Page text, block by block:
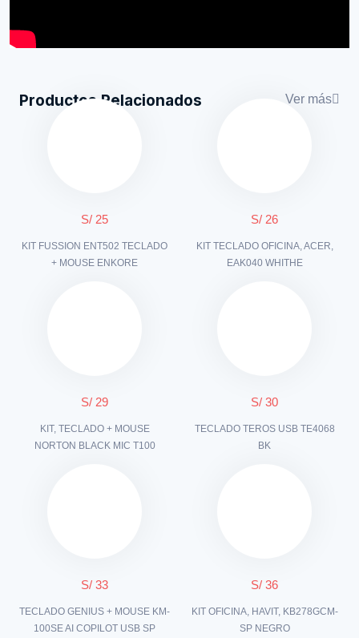
Productos Relacionados Ver más
S/ 25
KIT FUSSION ENT502 TECLADO
+ MOUSE ENKORE
S/ 26
KIT TECLADO OFICINA, ACER,
EAK040 WHITHE
S/ 29
KIT, TECLADO + MOUSE
NORTON BLACK MIC T100
S/ 30
TECLADO TEROS USB TE4068
BK
S/ 33
TECLADO GENIUS + MOUSE KM-
100SE AI COPILOT USB SP
S/ 36
KIT OFICINA, HAVIT, KB278GCM-
SP NEGRO